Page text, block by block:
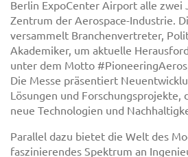
Berlin ExpoCenter Airport alle zwei
Zentrum der Aerospace-Industrie.
versammelt Branchenvertreter,
Akademiker, um aktuelle
unter dem Motto
Die Messe präsentiert
Lösungen und Forschungsprojekte,
neue Technologien und
Parallel dazu bietet die Welt des
faszinierendes Spektrum an